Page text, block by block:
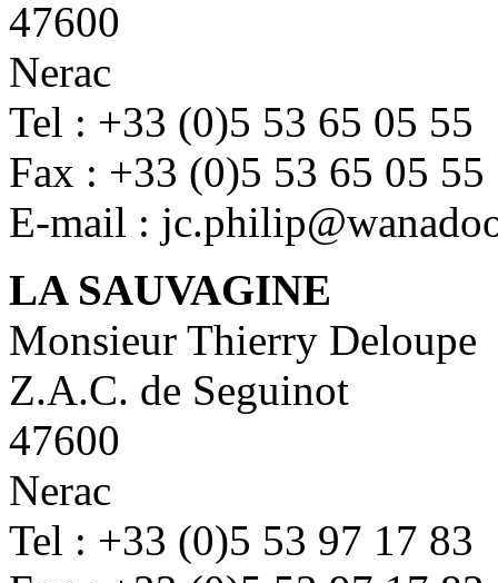
47600
Nerac
Tel : +33 (0)5 53 65 05 55
Fax : +33 (0)5 53 65 05 55
E-mail :
LA SAUVAGINE
Monsieur Thierry Deloupe
Z.A.C. de Seguinot
47600
Nerac
Tel : +33 (0)5 53 97 17 83